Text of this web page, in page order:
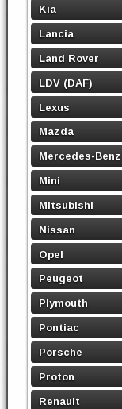
Kia
Lancia
Land Rover
LDV (DAF)
Lexus
Mazda
Mercedes-Benz
Mini
Mitsubishi
Nissan
Opel
Peugeot
Plymouth
Pontiac
Porsche
Proton
Renault